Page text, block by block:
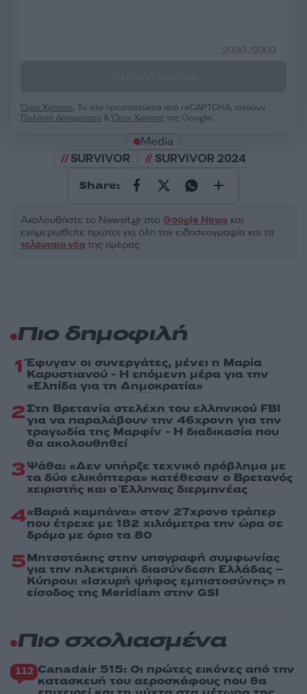
2000 /2000
Όροι Χρήσης. Το site προστατεύεται από reCAPTCHA, ισχύουν
Πολιτική Απορρήτου &Όροι Χρήσης της Google.
Media
SURVIVOR
SURVIVOR 2024
Share:
Ακολουθήστε το Νewsit.gr στο Google News και
ενημερωθείτε πρώτοι για όλη την ειδησεογραφία και τα
τελευταία νέα της ημέρας
Πιο δημοφιλή
1 Έφυγαν οι συνεργάτες, μένει η Μαρία
Καρυστιανού - Η επόμενη μέρα για την
«Ελπίδα για τη Δημοκρατία»
2Στη Βρετανία στελέχη του ελληνικού FBI
για να παραλάβουν την 46χρονη για την
τραγωδία της Μαρφίν - Η διαδικασία που
θα ακολουθηθεί
3Ψάθα: «Δεν υπήρξε τεχνικό πρόβλημα με
τα δύο ελικόπτερα» κατέθεσαν ο Βρετανός
χειριστής και ο Έλληνας διερμηνέας
4«Βαριά καμπάνα» στον 27χρονο τράπερ
που έτρεχε με 182 χιλιόμετρα την ώρα σε
δρόμο με όριο τα 80
5Μητσοτάκης στην υπογραφή συμφωνίας
για την ηλεκτρική διασύνδεση Ελλάδας –
Κύπρου: «Ισχυρή ψήφος εμπιστοσύνης» η
είσοδος της Meridiam στην GSI
Πιο σχολιασμένα
112 Canadair 515: Οι πρώτες εικόνες από την
κατασκευή του αεροσκάφους που θα